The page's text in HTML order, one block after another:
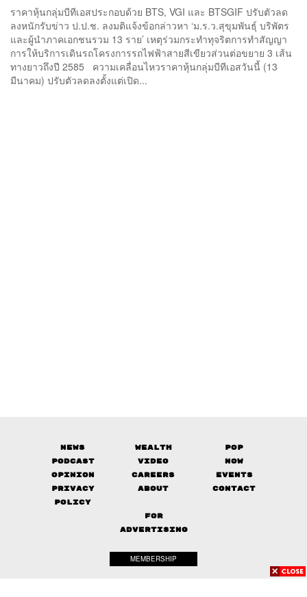
ราคาหุ้นกลุ่มบีทีเอสประกอบด้วย BTS, VGI และ BTSGIF ปรับตัวลด
ลงหนักรับข่าว ป.ป.ช. ลงมติแจ้งข้อกล่าวหา ‘ม.ร.ว.สุขุมพันธุ์ บริพัตร
และผู้นำภาคเอกชนรวม 13 ราย’ เหตุร่วมกระทำทุจริตการทำสัญญา
การให้บริการเดินรถโครงการรถไฟฟ้าสายสีเขียวส่วนต่อขยาย 3 เส้น
ทางยาวถึงปี 2585 ความเคลื่อนไหวราคาหุ้นกลุ่มบีทีเอสวันนี้ (13
มีนาคม) ปรับตัวลดลงตั้งแต่เปิด...
News Wealth
Pop
Podcast
Video
Now
Opinion
Careers
Events
Privacy
Policy
About Contact
FOR
ADVERTISING
MEMBERSHIP